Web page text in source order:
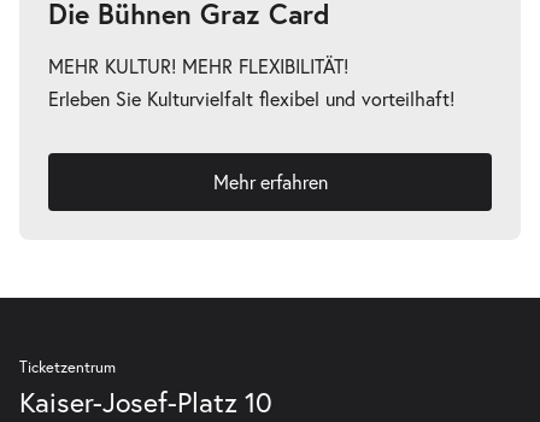
Die Bühnen Graz Card
MEHR KULTUR! MEHR FLEXIBILITÄT!
Erleben Sie Kulturvielfalt flexibel und vorteilhaft!
Mehr erfahren
Ticketzentrum
Kaiser-Josef-Platz 10